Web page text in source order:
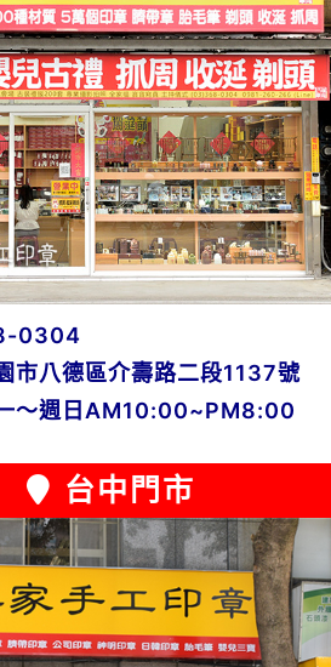
0304
市八德區介壽路二段1137號
～週日AM10:00~PM8:00
台中門市